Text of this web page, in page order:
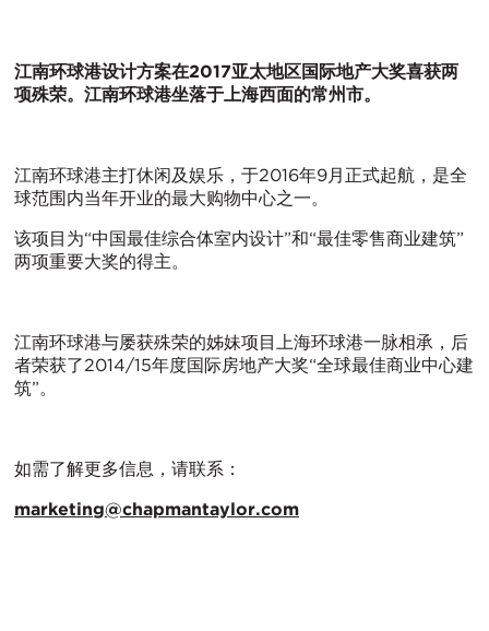
江南环球港设计方案在2017亚太地区国际地产大奖喜获两
项殊荣。江南环球港坐落于上海西面的常州市。
江南环球港主打休闲及娱乐，于2016年9月正式起航，是全
球范围内当年开业的最大购物中心之一。
该项目为“中国最佳综合体室内设计”和“最佳零售商业建筑”
两项重要大奖的得主。
江南环球港与屡获殊荣的姊妹项目上海环球港一脉相承，后
者荣获了2014/15年度国际房地产大奖“全球最佳商业中心建
筑”。
如需了解更多信息，请联系：
marketing@chapmantaylor.com